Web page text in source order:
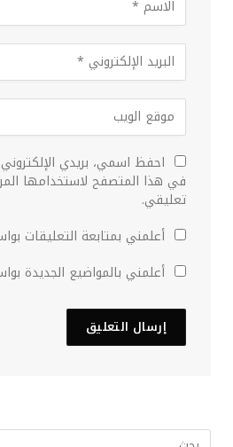
احفظ اسمي، بريدي
في هذا المتصفح لاستخدامها
تعليقي.
أعلمني بمتابعة التعليقات
أعلمني بالمواضيع الجديدة